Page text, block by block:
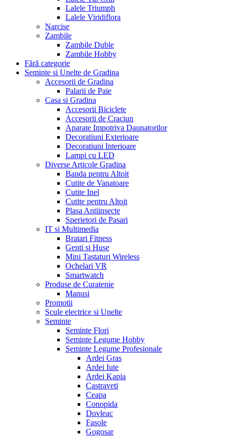
Lalele Triumph
Lalele Viridiflora
Narcise
Zambile
Zambile Duble
Zambile Hobby
Fără categorie
Seminte si Unelte de Gradina
Accesorii de Gradina
Palarii de Paie
Casa si Gradina
Accesorii Biciclete
Accesorii de Craciun
Aparate Impotriva Daunatorilor
Decoratiuni Exterioare
Decoratiuni Interioare
Lampi cu LED
Diverse Articole Gradina
Banda pentru Altoit
Cutite de Vanatoare
Cutite Inel
Cutite pentru Altoit
Plasa Antiinsecte
Sperietori de Pasari
IT si Multimedia
Bratari Fitness
Genti si Huse
Mini Tastaturi Wireless
Ochelari VR
Smartwatch
Produse de Curatenie
Manusi
Promotii
Scule electrice si Unelte
Seminte
Seminte Flori
Seminte Legume Hobby
Seminte Legume Profesionale
Ardei Gras
Ardei Iute
Ardei Kapia
Castraveti
Ceapa
Conopida
Dovleac
Fasole
Gogosar